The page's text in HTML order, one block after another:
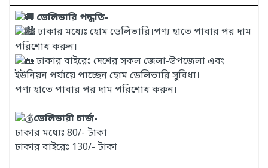
ডেলিভারি পদ্ধতি-
ঢাকার মধ্যেঃ হোম ডেলিভারি।পণ্য হাতে পাবার পর দাম
পরিশোধ করুন।
ঢাকার বাইরেঃ দেশের সকল জেলা-উপজেলা এবং
ইউনিয়ন পর্যায়ে পাচ্ছেন হোম ডেলিভারি সুবিধা।
পণ্য হাতে পাবার পর দাম পরিশোধ করুন।
ডেলিভারী চার্জ-
ঢাকার মধ্যেঃ 80/- টাকা
ঢাকার বাইরেঃ 130/- টাকা